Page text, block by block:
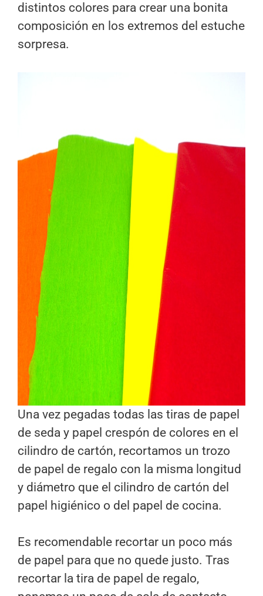
distintos colores para crear una bonita
composición en los extremos del estuche
sorpresa.
Una vez pegadas todas las tiras de papel
de seda y papel crespón de colores en el
cilindro de cartón, recortamos un trozo
de papel de regalo con la misma longitud
y diámetro que el cilindro de cartón del
papel higiénico o del papel de cocina.
Es recomendable recortar un poco más
de papel para que no quede justo. Tras
recortar la tira de papel de regalo,